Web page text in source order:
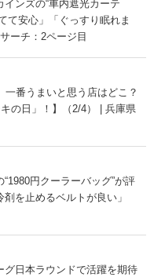
ンズの“車内遮光カーテ
て安心」「ぐっすり眠れま
ーチ：2ページ目
番うまいと思う店はどこ？
の日」！】（2/4） | 兵庫県
円クーラーバッグ”が評
を止めるベルトが良い」
グ日本ラウンドで活躍を期待